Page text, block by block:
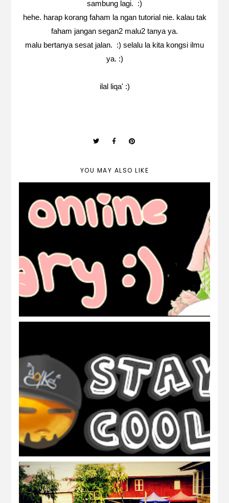
sambung lagi. :)
hehe. harap korang faham la ngan tutorial nie. kalau tak
faham jangan segan2 malu2 tanya ya.
malu bertanya sesat jalan. :) selalu la kita kongsi ilmu
ya. :)
ilal liqa' :)
YOU MAY ALSO LIKE
transparent headers*
FreeBies: headers transparent *8
headers*